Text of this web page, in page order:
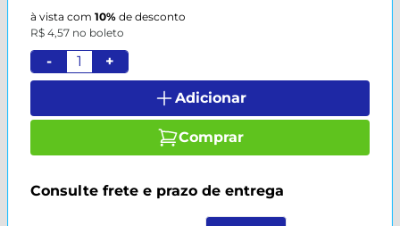
à vista com 10% de desconto
R$ 4,57 no boleto
- +
Adicionar
Comprar
Consulte frete e prazo de entrega